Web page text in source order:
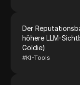
Der
höhere LLM-
Goldie)
#KI-Tools